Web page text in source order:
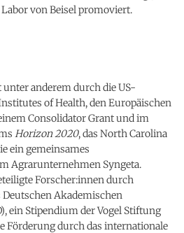
von Beisel promoviert.
anderem durch die US-
of Health, den Europäischen
Consolidator Grant und im
Horizon 2020, das North Carolina
ein gemeinsames
Agrarunternehmen Syngeta.
Forscher:innen durch
Akademischen
ein Stipendium der Vogel Stiftung
Förderung durch das internationale